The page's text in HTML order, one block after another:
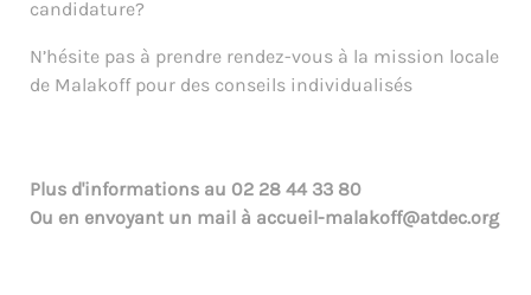
candidature?
N’hésite pas à prendre rendez-vous à la mission locale
de Malakoff pour des conseils individualisés
Plus d'informations au 02 28 44 33 80
Ou en envoyant un mail à accueil-malakoff@atdec.org